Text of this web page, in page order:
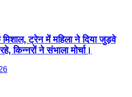
ट्रेन में महिला ने दिया जुड़वे
किन्नरों ने संभाला मोर्चा।